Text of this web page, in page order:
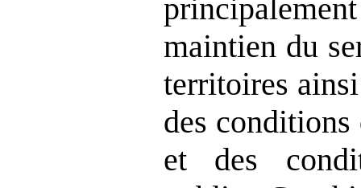
maintien du
territoires
des conditions
et des